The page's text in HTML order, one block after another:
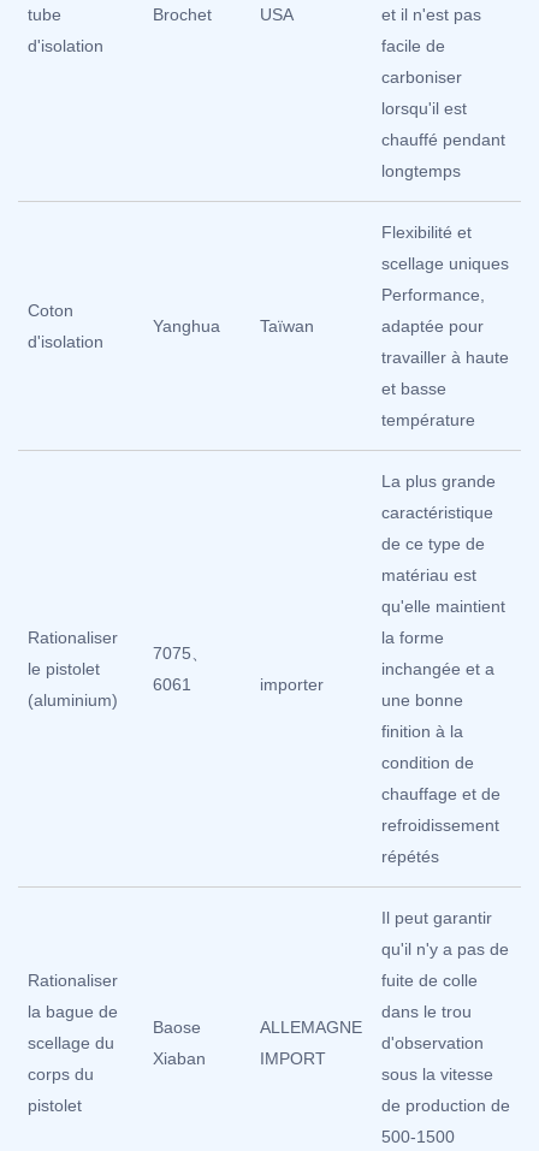
tube
d'isolation
Brochet USA
et il n'est pas
facile de
carboniser
lorsqu'il est
chauffé pendant
longtemps
Coton
d'isolation
Yanghua Taïwan
Flexibilité et
scellage uniques
Performance,
adaptée pour
travailler à haute
et basse
température
Rationaliser
le pistolet
(aluminium)
7075、
6061
importer
La plus grande
caractéristique
de ce type de
matériau est
qu'elle maintient
la forme
inchangée et a
une bonne
finition à la
condition de
chauffage et de
refroidissement
répétés
Rationaliser
la bague de
scellage du
corps du
pistolet
Baose
Xiaban
ALLEMAGNE
IMPORT
Il peut garantir
qu'il n'y a pas de
fuite de colle
dans le trou
d'observation
sous la vitesse
de production de
500-1500